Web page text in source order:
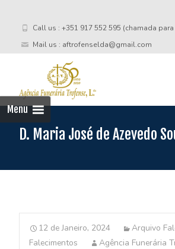
Call us : +351 917 552 595 (chamada
Mail us : aftrofenselda@gmail.com
Menu
D. Maria José de Azevedo
12 de Janeiro, 2024 Arquivo
Falecimentos
Agência Funerária